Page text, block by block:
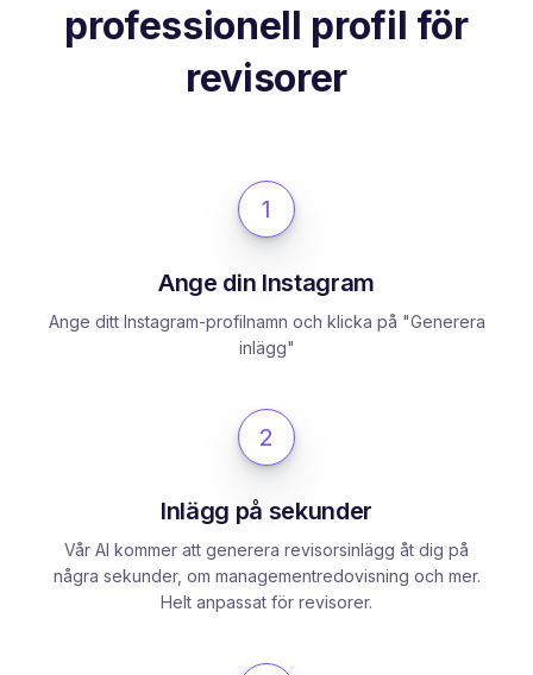
professionell profil för
revisorer
1
Ange din Instagram
Ange ditt Instagram-profilnamn och klicka på "Generera
inlägg"
2
Inlägg på sekunder
Vår AI kommer att generera revisorsinlägg åt dig på
några sekunder, om managementredovisning och mer.
Helt anpassat för revisorer.